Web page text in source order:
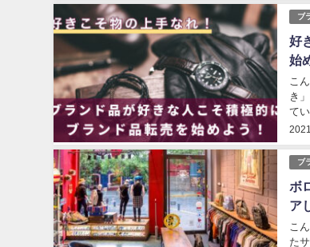
ブ
好
始
こ
き
て
常
ブ
ボ
ア
こ
た